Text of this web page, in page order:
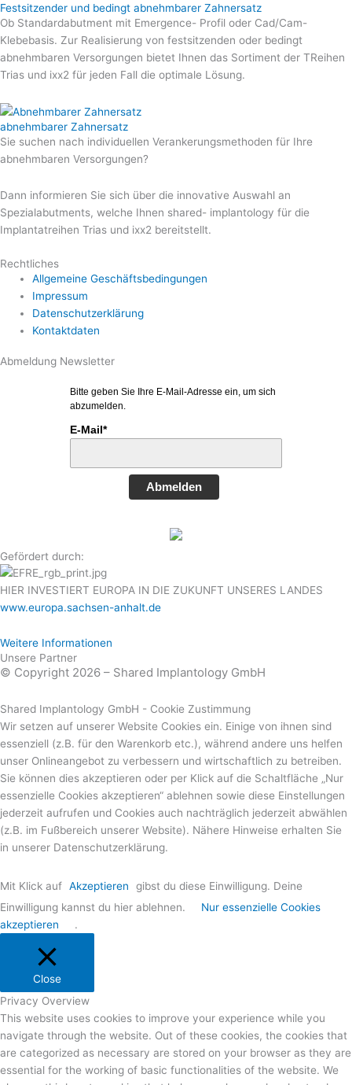
Festsitzender und bedingt abnehmbarer Zahnersatz​
Ob Standardabutment mit Emergence- Profil oder Cad/Cam-
Klebebasis. Zur Realisierung von festsitzenden oder bedingt
abnehmbaren Versorgungen bietet Ihnen das Sortiment der TReihen
Trias und ixx2 für jeden Fall die optimale Lösung.
abnehmbarer Zahnersatz​
Sie suchen nach individuellen Verankerungsmethoden für Ihre
abnehmbaren Versorgungen?
Dann informieren Sie sich über die innovative Auswahl an
Spezialabutments, welche Ihnen shared- implantology für die
Implantatreihen Trias und ixx2 bereitstellt.
Rechtliches
Allgemeine Geschäftsbedingungen
Impressum
Datenschutzerklärung
Kontaktdaten
Abmeldung Newsletter
Bitte geben Sie Ihre E-Mail-Adresse ein, um sich
abzumelden.
E-Mail*
Abmelden
Gefördert durch:
HIER INVESTIERT EUROPA IN DIE ZUKUNFT UNSERES LANDES
www.europa.sachsen-anhalt.de
Weitere Informationen
Unsere Partner
© Copyright 2026 – Shared Implantology GmbH
Shared Implantology GmbH - Cookie Zustimmung
Wir setzen auf unserer Website Cookies ein. Einige von ihnen sind
essenziell (z.B. für den Warenkorb etc.), während andere uns helfen
unser Onlineangebot zu verbessern und wirtschaftlich zu betreiben.
Sie können dies akzeptieren oder per Klick auf die Schaltfläche „Nur
essenzielle Cookies akzeptieren“ ablehnen sowie diese Einstellungen
jederzeit aufrufen und Cookies auch nachträglich jederzeit abwählen
(z.B. im Fußbereich unserer Website). Nähere Hinweise erhalten Sie
in unserer Datenschutzerklärung.
Mit Klick auf Akzeptieren
gibst du diese Einwilligung. Deine
Einwilligung kannst du hier ablehnen.
Nur essenzielle Cookies
akzeptieren
.
Close
Privacy Overview
This website uses cookies to improve your experience while you
navigate through the website. Out of these cookies, the cookies that
are categorized as necessary are stored on your browser as they are
essential for the working of basic functionalities of the website. We